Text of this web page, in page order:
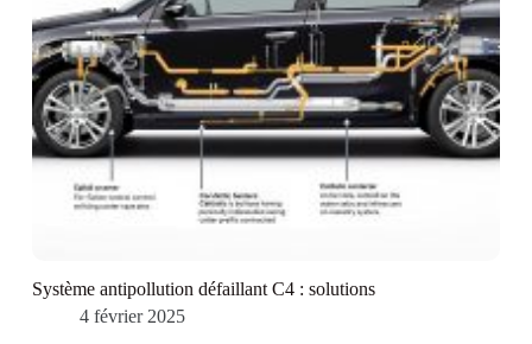
Système antipollution défaillant C4 : solutions
4 février 2025